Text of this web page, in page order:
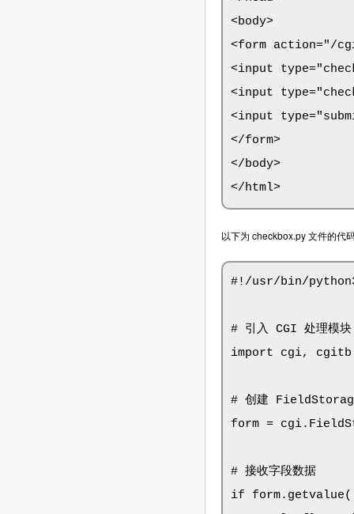
<body>
<form action="/
<input
<input
<input
</form>
</body>
</html>
以下为 checkbox.py 文件的代
#!/usr/bin/
# 引入 CGI 处理模
import cgi,
# 创建
form =
# 接收字段数据
if